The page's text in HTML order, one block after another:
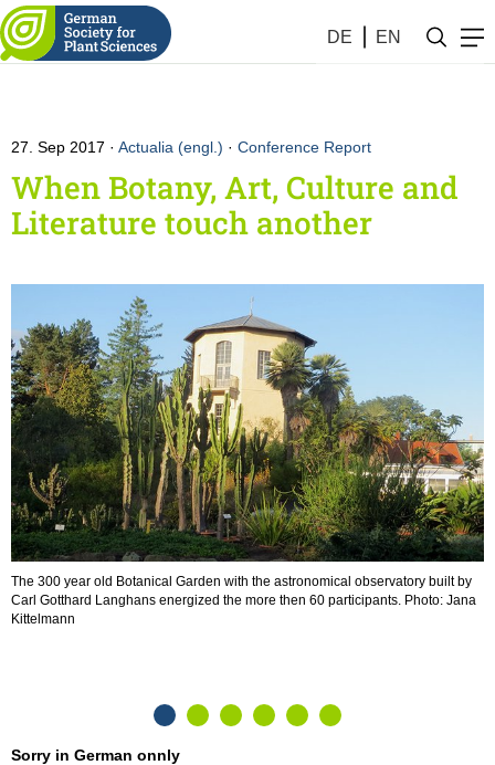
DE EN
27. Sep 2017 Actualia (engl.) · Conference Report
When Botany, Art, Culture and
Literature touch another
The 300 year old Botanical Garden with the astronomical observatory built by
Carl Gotthard Langhans energized the more then 60 participants. Photo: Jana
Kittelmann
Sorry in German onnly